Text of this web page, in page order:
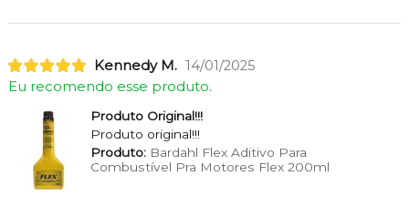
Kennedy M. 14/01/2025
Eu recomendo esse produto.
Produto Original!!!
Produto original!!!
Produto:Bardahl Flex Aditivo Para
Combustível Pra Motores Flex 200ml